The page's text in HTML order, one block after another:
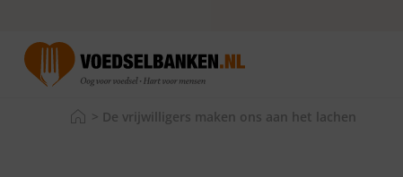
> De vrijwilligers maken ons aan het lachen